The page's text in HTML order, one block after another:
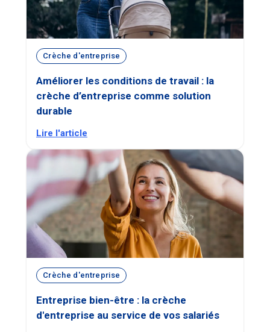
Crèche d'entreprise
Améliorer les conditions de travail : la
crèche d’entreprise comme solution
durable
Lire l'article
Crèche d'entreprise
Entreprise bien-être : la crèche
d'entreprise au service de vos salariés